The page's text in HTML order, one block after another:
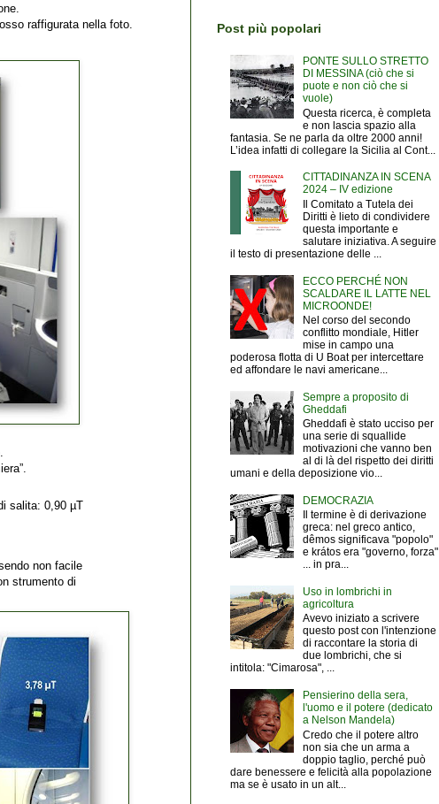
raffigurata nella foto.
salita: 0,90 µT
non facile
strumento di
Post più popolari
PONTE SULLO STRETTO
DI MESSINA (ciò che si
puote e non ciò che si
vuole)
Questa ricerca, è completa
e non lascia spazio alla
fantasia. Se ne parla da oltre 2000 anni!
L’idea infatti di collegare la Sicilia al Cont...
CITTADINANZA IN SCENA
2024 – IV edizione
Il Comitato a Tutela dei
Diritti è lieto di condividere
questa importante e
salutare iniziativa. A seguire
il testo di presentazione delle ...
ECCO PERCHÉ NON
SCALDARE IL LATTE NEL
MICROONDE!
Nel corso del secondo
conflitto mondiale, Hitler
mise in campo una
poderosa flotta di U Boat per intercettare
ed affondare le navi americane...
Sempre a proposito di
Gheddafi
Gheddafi è stato ucciso per
una serie di squallide
motivazioni che vanno ben
al di là del rispetto dei diritti
umani e della deposizione vio...
DEMOCRAZIA
Il termine è di derivazione
greca: nel greco antico,
dêmos significava "popolo"
e krátos era "governo, forza"
... in pra...
Uso in lombrichi in
agricoltura
Avevo iniziato a scrivere
questo post con l'intenzione
di raccontare la storia di
due lombrichi, che si
intitola: "Cimarosa", ...
Pensierino della sera,
l'uomo e il potere (dedicato
a Nelson Mandela)
Credo che il potere altro
non sia che un arma a
doppio taglio, perché può
dare benessere e felicità alla popolazione
ma se è usato in un alt...